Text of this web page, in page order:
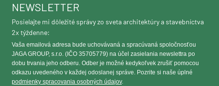
NEWSLETTER
Posielajte mi dôležité správy zo sveta architektúry a stavebníctva
2x týždenne:
Vaša emailová adresa bude uchovávaná a spracúvaná spoločnosťou
JAGA GROUP, s.r.o. (IČO 35705779) na účel zasielania newslettra po
dobu trvania jeho odberu. Odber je možné kedykoľvek zrušiť pomocou
odkazu uvedeného v každej odoslanej správe. Pozrite si naše úplné
podmienky spracovania osobných údajov.